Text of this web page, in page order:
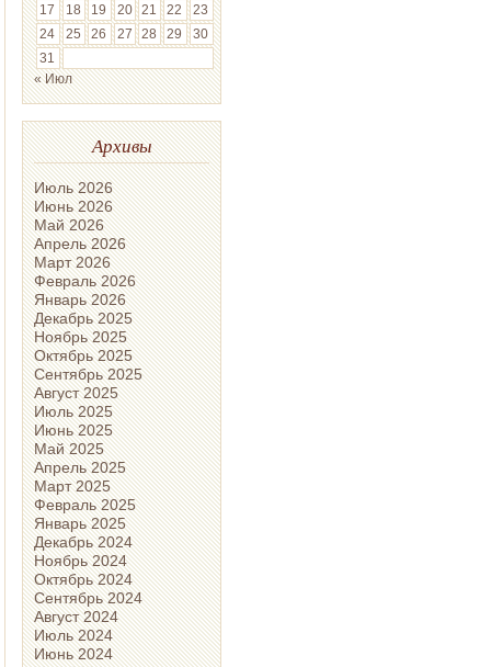
17
18 19 20 21 22
23
24
25 26 27 28 29
30
31
« Июл
Архивы
Июль 2026
Июнь 2026
Май 2026
Апрель 2026
Март 2026
Февраль 2026
Январь 2026
Декабрь 2025
Ноябрь 2025
Октябрь 2025
Сентябрь 2025
Август 2025
Июль 2025
Июнь 2025
Май 2025
Апрель 2025
Март 2025
Февраль 2025
Январь 2025
Декабрь 2024
Ноябрь 2024
Октябрь 2024
Сентябрь 2024
Август 2024
Июль 2024
Июнь 2024